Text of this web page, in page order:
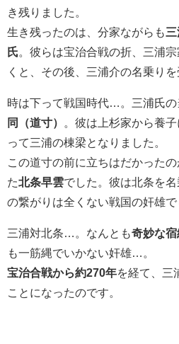
き残りました。
生き残ったのは、分家ながらも
氏 。彼らは宝治合戦の折、三浦
くと、その後、三浦介の名乗りを
時は下って戦国時代…。三浦氏の
同（道寸）
。彼は上杉家から養
って三浦の棟梁となりました。
この道寸の前に立ちはだかった
た北条早雲でした。彼は北条を
の繋がりは全くない戦国の奸雄で
三浦対北条…。なんとも奇妙な宿
も一筋縄でいかない奸雄…。
宝治合戦から約270年を経て、三
ことになったのです。